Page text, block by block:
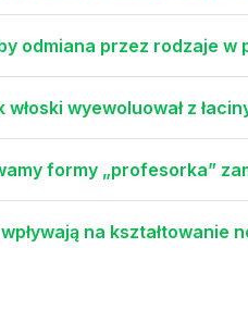
odmiana przez rodzaje
wyewoluował z
formy „profesorka”
na kształtowanie